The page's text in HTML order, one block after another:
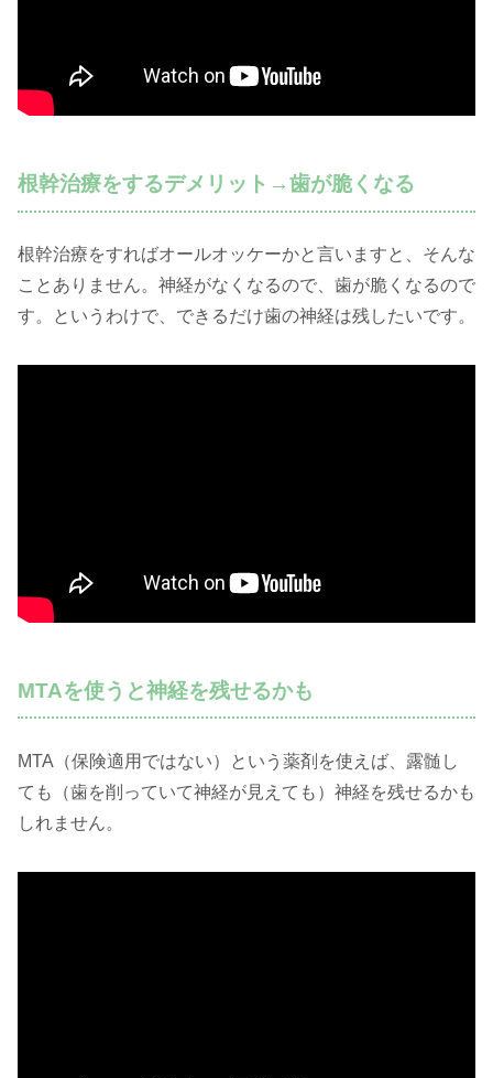
根幹治療をするデメリット→歯が脆くなる
根幹治療をすればオールオッケーかと言いますと、そんな
ことありません。神経がなくなるので、歯が脆くなるので
す。というわけで、できるだけ歯の神経は残したいです。
MTAを使うと神経を残せるかも
MTA（保険適用ではない）という薬剤を使えば、露髄し
ても（歯を削っていて神経が見えても）神経を残せるかも
しれません。